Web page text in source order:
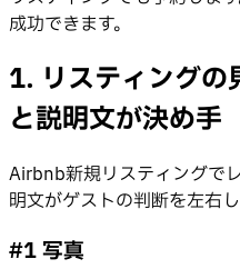
成功できます。
1. リスティングの
と説明文が決め手
Airbnb新規リスティングで
明文がゲストの判断を左右し
#1 写真